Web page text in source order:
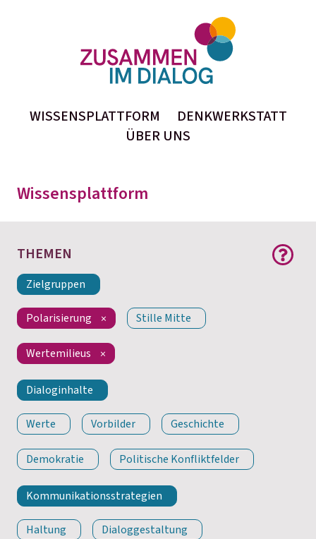
WISSENSPLATTFORM
DENKWERKSTATT
ÜBER UNS
Zusammen im Dialog
inhaltlichen Beiträge finden Sie alle auf der
Wissensplattform
Wissensplattform
THEMEN
Zielgruppen
Polarisierung Stille Mitte
Wertemilieus
Dialoginhalte
Werte Vorbilder Geschichte
Demokratie Politische Konfliktfelder
Kommunikationsstrategien
Haltung Dialoggestaltung